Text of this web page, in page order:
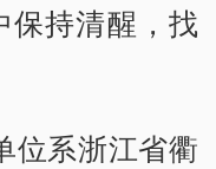
保持清醒，找
系浙江省衢